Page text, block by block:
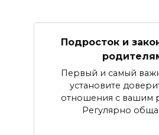
Подросток и
Первый и самый
установите
отношения с вашим
Регулярно